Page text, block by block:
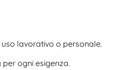
lavorativo o personale.
ogni esigenza.